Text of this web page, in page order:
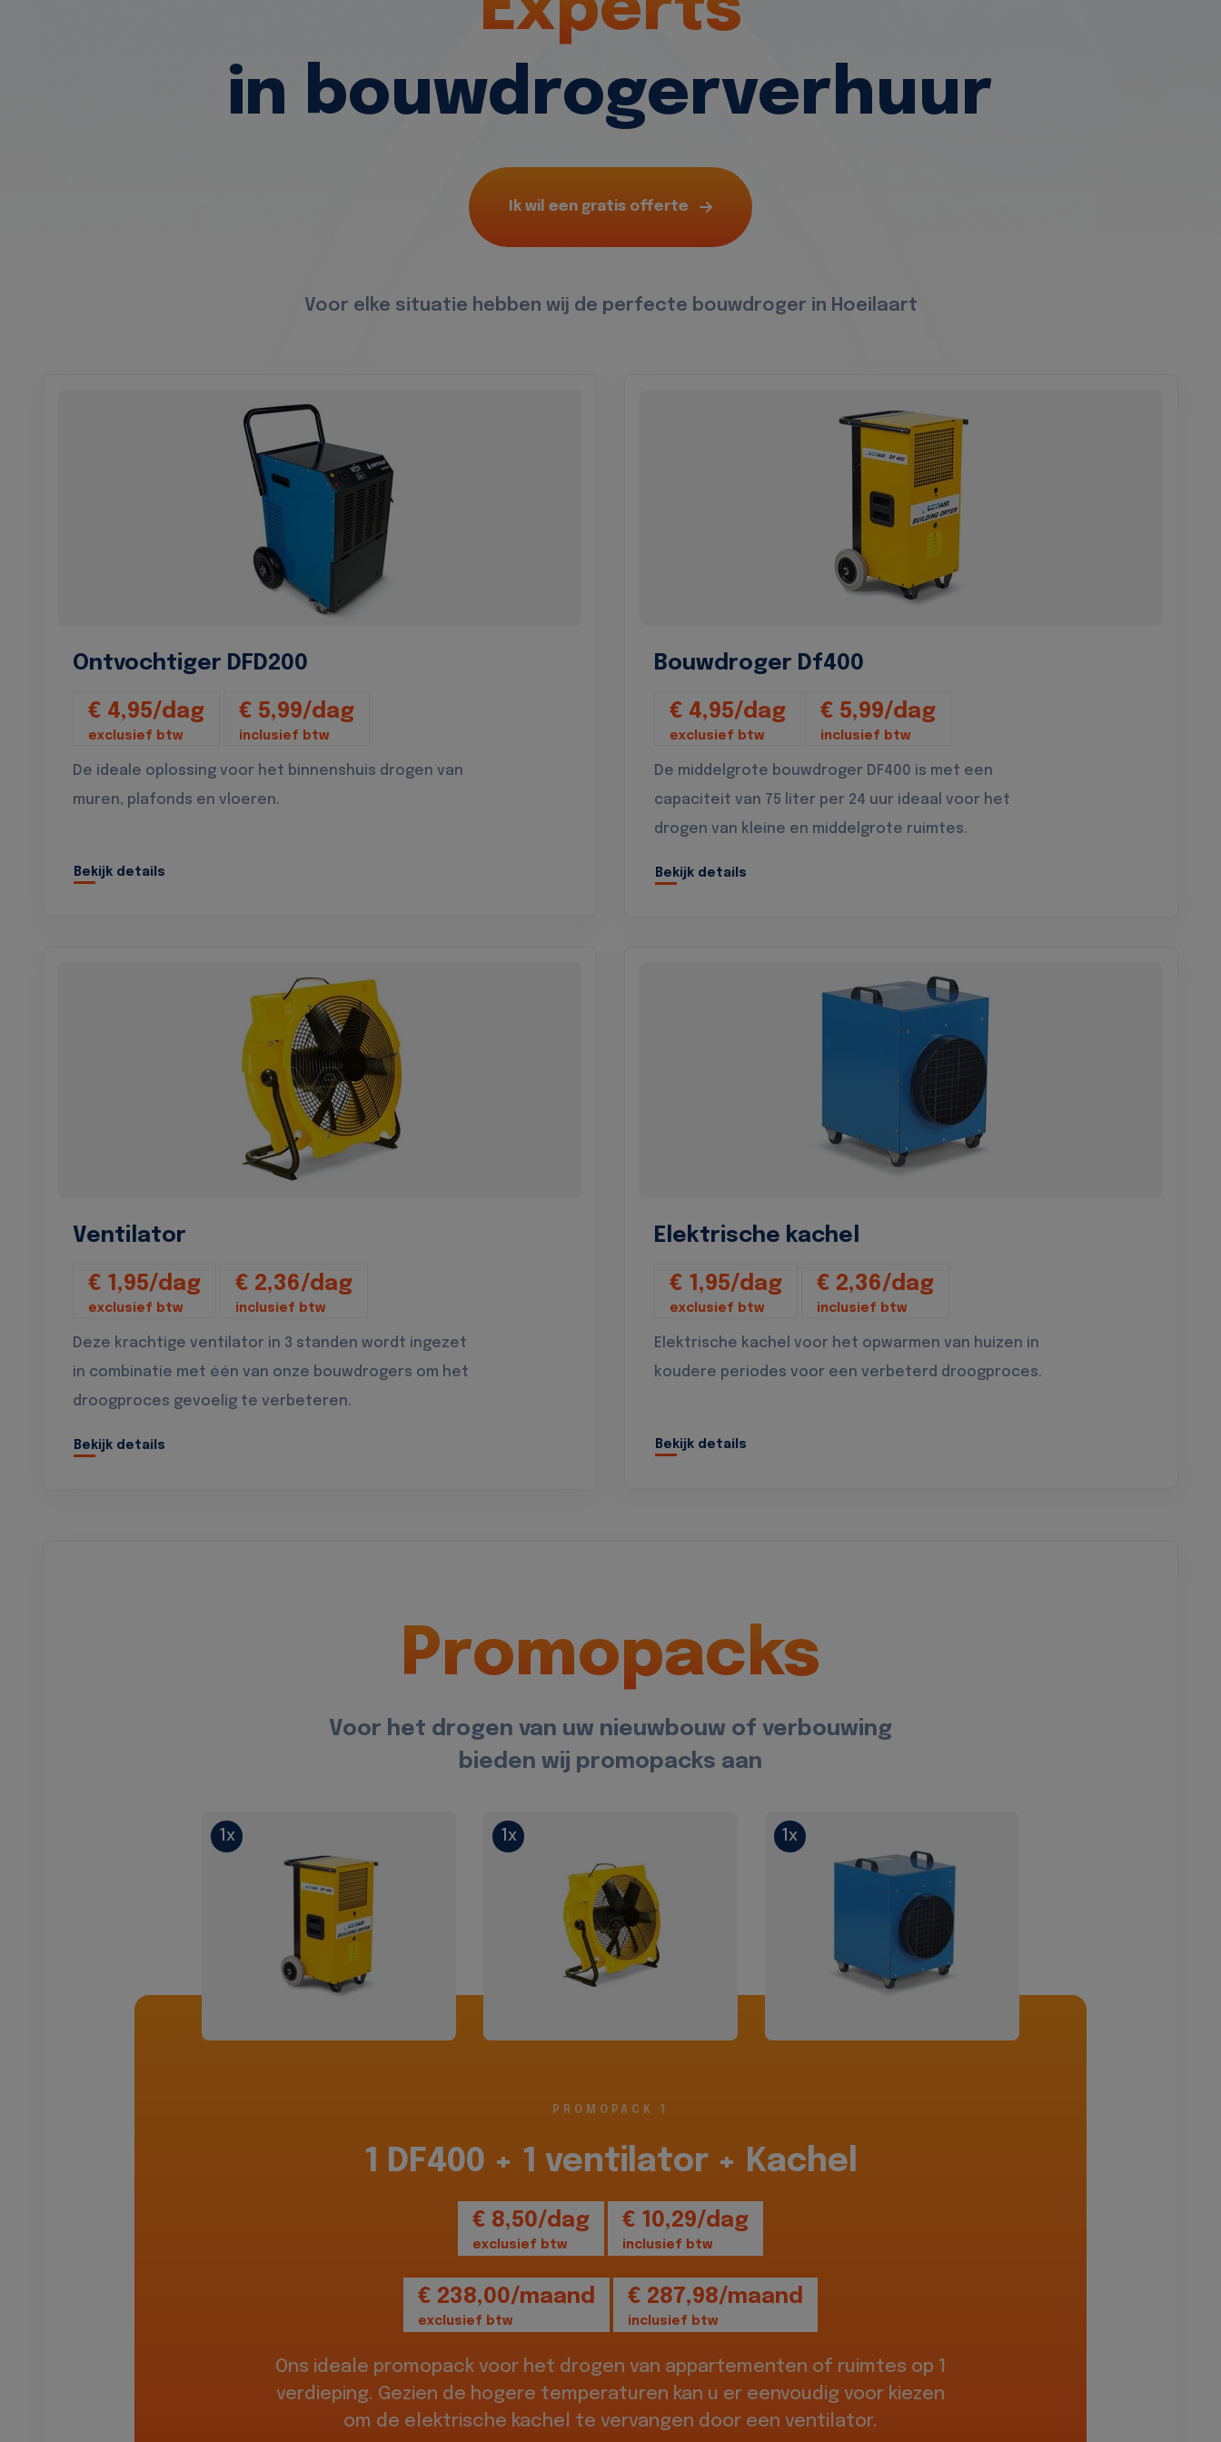
in bouwdrogerverhuur
Ik wil een gratis offerte
Voor elke situatie hebben wij de perfecte bouwdroger in Hoeilaart
Ontvochtiger DFD200
€ 4,95/dag
exclusief btw
€ 5,99/dag
inclusief btw
De ideale oplossing voor het binnenshuis drogen van
muren, plafonds en vloeren.
Bekijk details
Bouwdroger Df400
€ 4,95/dag
exclusief btw
€ 5,99/dag
inclusief btw
De middelgrote bouwdroger DF400 is met een
capaciteit van 75 liter per 24 uur ideaal voor het
drogen van kleine en middelgrote ruimtes.
Bekijk details
Ventilator
€ 1,95/dag
exclusief btw
€ 2,36/dag
inclusief btw
Deze krachtige ventilator in 3 standen wordt ingezet
in combinatie met één van onze bouwdrogers om het
droogproces gevoelig te verbeteren.
Bekijk details
Elektrische kachel
€ 1,95/dag
exclusief btw
€ 2,36/dag
inclusief btw
Elektrische kachel voor het opwarmen van huizen in
koudere periodes voor een verbeterd droogproces.
Bekijk details
Promopacks
Voor het drogen van uw nieuwbouw of verbouwing
bieden wij promopacks aan
1x 1x 1x
PROMOPACK 1
1 DF400 + 1 ventilator + Kachel
€ 8,50/dag
exclusief btw
€ 10,29/dag
inclusief btw
€ 238,00/maand
exclusief btw
€ 287,98/maand
inclusief btw
Ons ideale promopack voor het drogen van appartementen of ruimtes op 1
verdieping. Gezien de hogere temperaturen kan u er eenvoudig voor kiezen
om de elektrische kachel te vervangen door een ventilator.